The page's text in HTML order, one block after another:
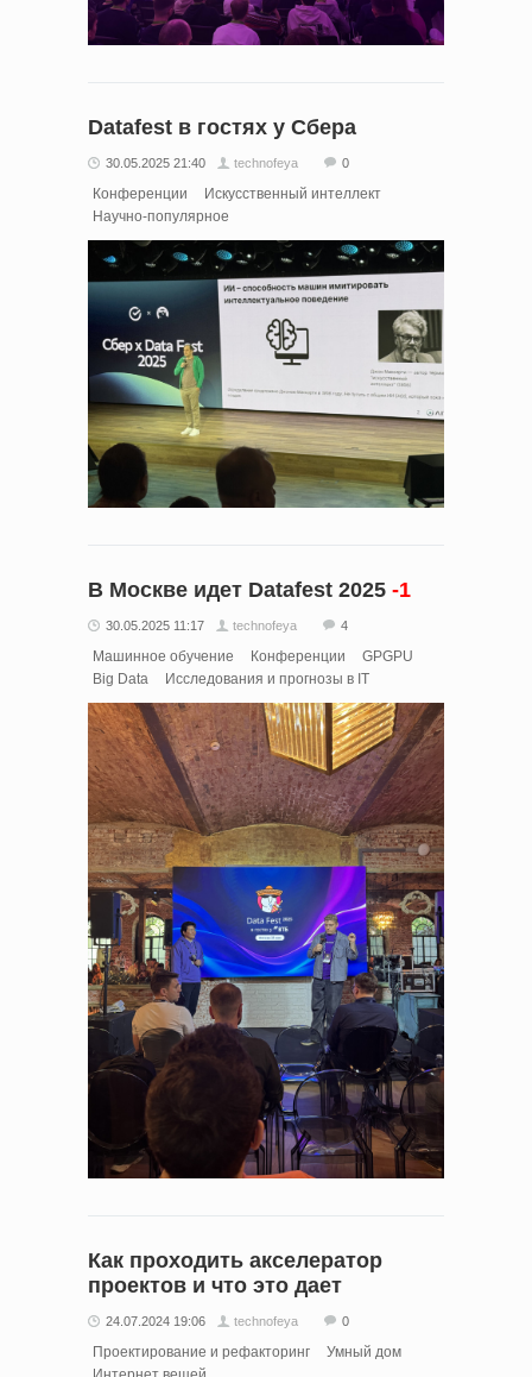
Datafest в гостях у Сбера
30.05.2025 21:40 technofeya 0
Конференции
Искусственный интеллект
Научно-популярное
В Москве идет Datafest 2025 -1
30.05.2025 11:17 technofeya 4
Машинное обучение Конференции
GPGPU
Big Data
Исследования и прогнозы в IT
Как проходить акселератор
проектов и что это дает
24.07.2024 19:06 technofeya 0
Проектирование и рефакторинг
Умный дом